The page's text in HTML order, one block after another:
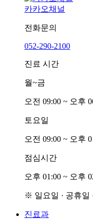
카카오채널
전화문의
052-290-2100
진료 시간
월~금
오전 09:00 ~ 오후 0
토요일
오전 09:00 ~ 오후 0
점심시간
오후 01:00 ~ 오후 0
※ 일요일 · 공휴일
진료과